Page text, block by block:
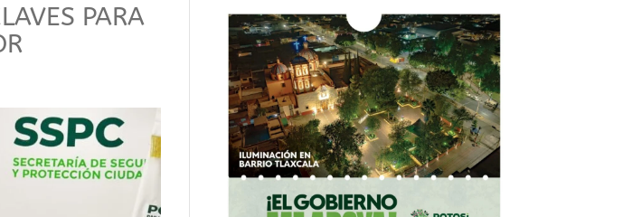
PARA